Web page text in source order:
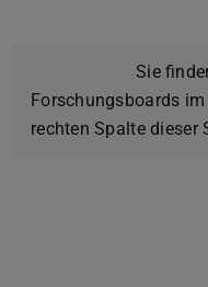
Sie
Forschungsboards
rechten Spalte dieser